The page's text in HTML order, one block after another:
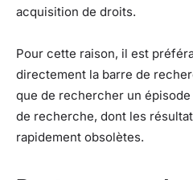
acquisition de droits.
Pour cette raison, il est
directement la barre de
que de rechercher un
de recherche, dont les
rapidement obsolètes.